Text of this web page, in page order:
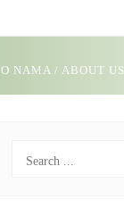
O NAMA / ABOUT US